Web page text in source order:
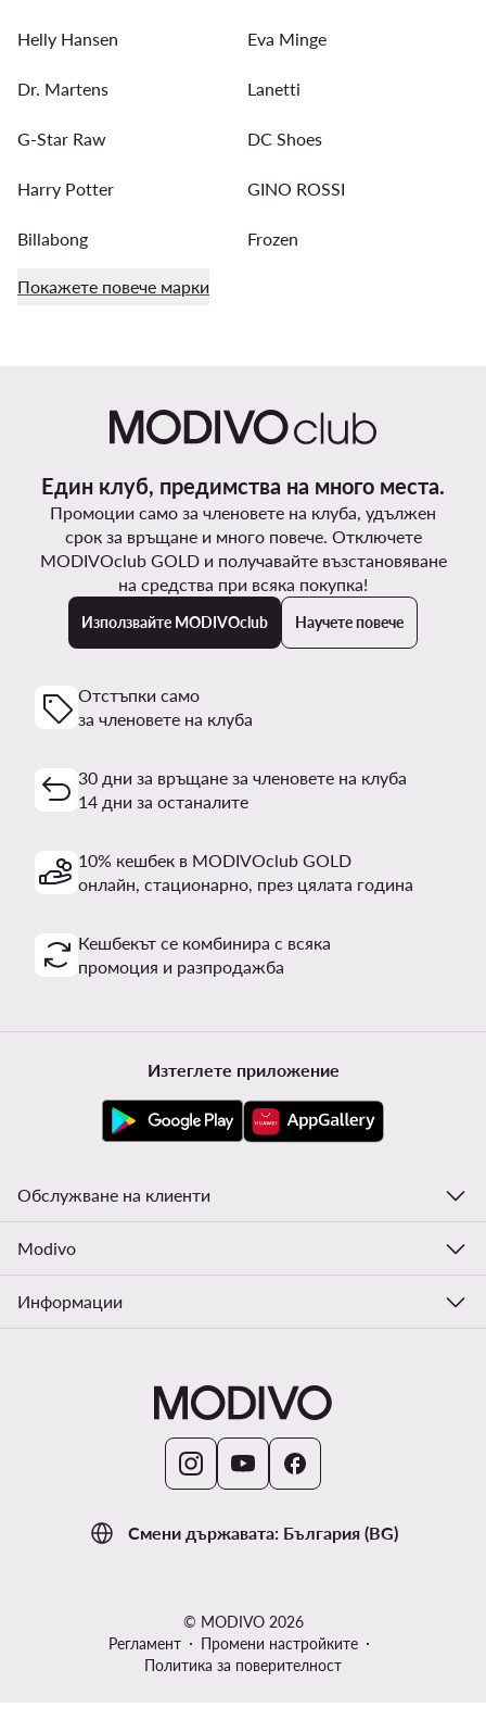
Helly Hansen Eva Minge
Dr. Martens Lanetti
G-Star Raw DC Shoes
Harry Potter GINO ROSSI
Billabong Frozen
Покажете повече марки
Един клуб, предимства на много места.
Промоции само за членовете на клуба, удължен
срок за връщане и много повече. Отключете
MODIVOclub GOLD и получавайте възстановяване
на средства при всяка покупка!
Използвайте MODIVOclub Научете повече
Отстъпки само
за членовете на клуба
30 дни за връщане за членовете на клуба
14 дни за останалите
10% кешбек в MODIVOclub GOLD
онлайн, стационарно, през цялата година
Кешбекът се комбинира с всяка
промоция и разпродажба
Смени държавата: България (BG)
Изтеглете приложение
Обслужване на клиенти
Modivo
Информации
© MODIVO 2026
Регламент
Промени настройките
Политика за поверителност